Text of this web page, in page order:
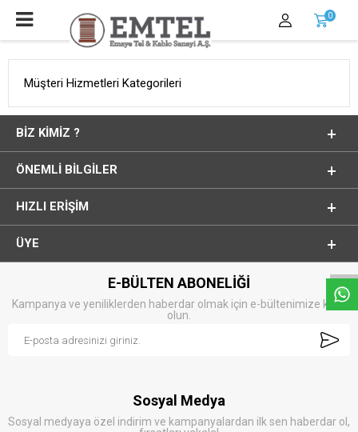
Whatsapp
0
Müşteri Hizmetleri Kategorileri
BIZ KIMIZ ?
ÖNEMLI BILGILER
HIZLI ERIŞIM
ÜYE
E-BÜLTEN ABONELİĞİ
Kampanya ve yeniliklerden haberdar olmak için e-bültenimize kayıt
olun.
Sosyal Medya
Sosyal medyaya özel indirim ve kampanyalardan ilk sen haberdar ol,